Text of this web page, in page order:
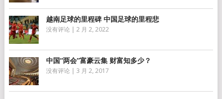
越南足球的里程碑 中国足球的里程悲
没有评论 | 2 月 2, 2022
中国“两会”富豪云集 财富知多少？
没有评论 | 3 月 2, 2017